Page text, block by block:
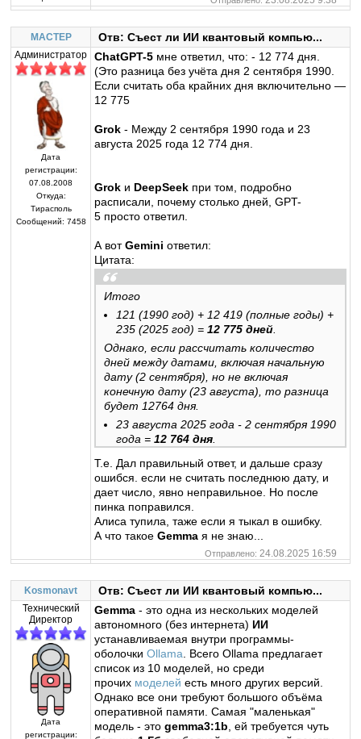
MACTEP Отв: Съест ли ИИ квантовый компью...
Администратор
Дата
регистрации:
07.08.2008
Откуда:
Тирасполь
Сообщений: 7458
ChatGPT-5 мне ответил, что: - 12 774 дня.
(Это разница без учёта дня 2 сентября 1990.
Если считать оба крайних дня включительно —
12 775
Grok- Между 2 сентября 1990 года и 23
августа 2025 года 12 774 дня.
Grok и DeepSeek при том, подробно
расписали, почему столько дней, GPT-
5 просто ответил.
А вотGemini ответил:
Цитата:
Итого
121 (1990 год) + 12 419 (полные годы) +
235 (2025 год) =12 775 дней
Однако, если рассчитать количество
дней между датами, включая начальную
дату (2 сентября), но не включая
конечную дату (23 августа), то разница
будет 12764 дня.
23 августа 2025 года - 2 сентября 1990
года =12 764 дня
Т.е. Дал правильный ответ, и дальше сразу
ошибся. если не считать последнюю дату, и
дает число, явно неправильное. Но после
пинка поправился.
Алиса тупила, таже если я тыкал в ошибку.
А что такоеGemma я не знаю...
Отправлено: 24.08.2025 16:59
Kosmonavt Отв: Съест ли ИИ квантовый компью...
Технический
Директор
Дата
регистрации:
Gemma - это одна из нескольких моделей
автономного (без интернета) ИИ
устанавливаемая внутри программы-
оболочкиOllama . Всего Ollama предлагает
список из 10 моделей, но среди
прочих моделей есть много других версий.
Однако все они требуют большого объёма
оперативной памяти. Самая "маленькая"
модель - этоgemma3:1b , ей требуется чуть